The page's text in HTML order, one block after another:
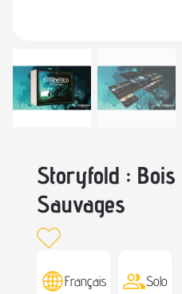
Storyfold : Bois
Sauvages
Français Solo